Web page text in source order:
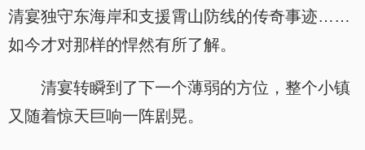
清宴独守东海岸和支援霄山防线的传奇事迹……
如今才对那样的悍然有所了解。
清宴转瞬到了下一个薄弱的方位，整个小镇
又随着惊天巨响一阵剧晃。